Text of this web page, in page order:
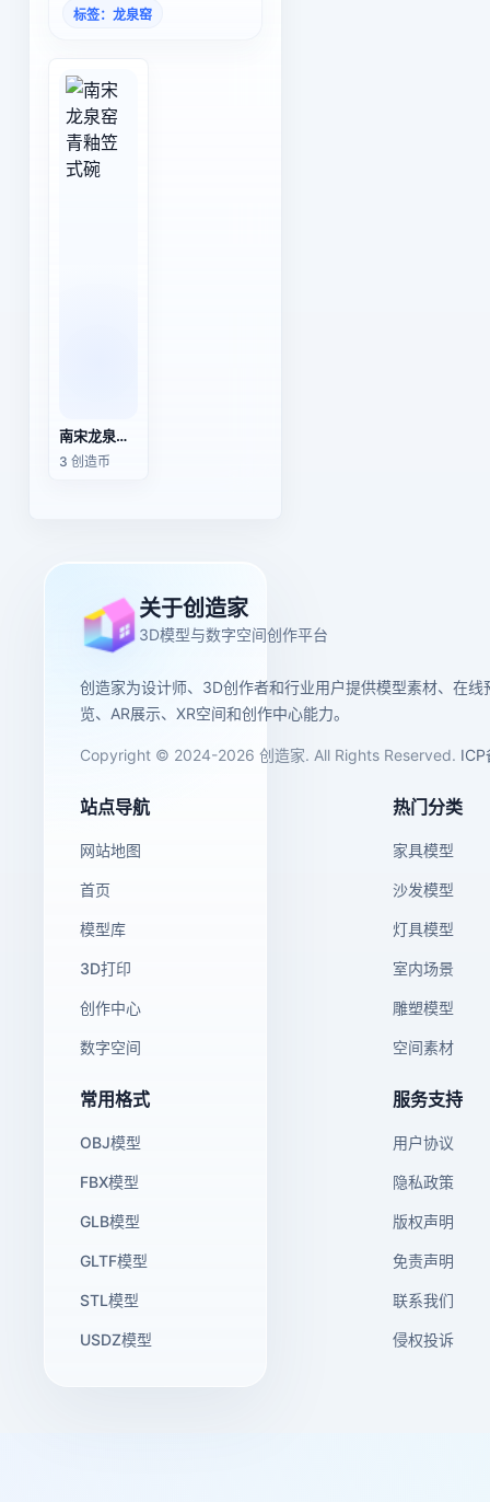
标签：龙泉窑
南宋龙泉窑青釉笠式碗
3 创造币
关于创造家
3D模型与数字空间创作平台
创造家为设计师、3D创作者和行业用户提供模型素材、在线
览、AR展示、XR空间和创作中心能力。
Copyright © 2024-2026 创造家. All Rights Reserved. ICP
站点导航
网站地图
首页
模型库
3D打印
创作中心
数字空间
热门分类
家具模型
沙发模型
灯具模型
室内场景
雕塑模型
空间素材
常用格式
OBJ模型
FBX模型
GLB模型
GLTF模型
STL模型
USDZ模型
服务支持
用户协议
隐私政策
版权声明
免责声明
联系我们
侵权投诉